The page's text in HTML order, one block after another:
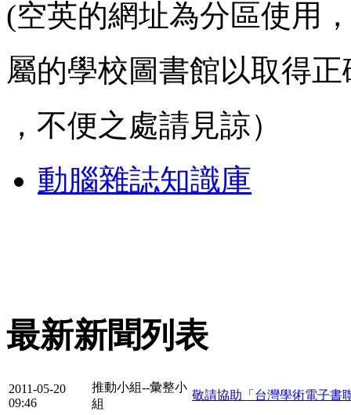
(空英的網址為分區使用
屬的學校圖書館以取得
，不便之處請見諒）
動腦雜誌知識庫
最新新聞列表
2011-05-20
09:46
推動小組--彙整小
組
敬請協助「台灣學術電子書